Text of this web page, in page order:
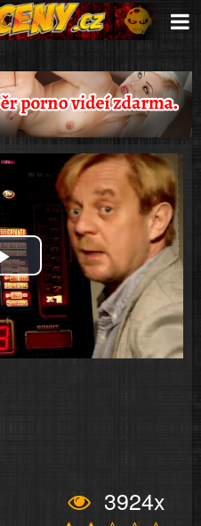
Play
Video
3924x